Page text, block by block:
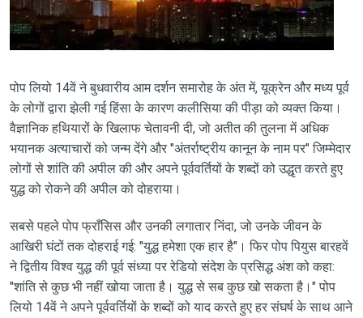
पोप लियो 14वें ने बुधवारीय आम दर्शन समारोह के अंत में, यूक्रेन और मध्य पूर्व
के लोगों द्वारा झेली गई हिंसा के कारण कलीसिया की पीड़ा को व्यक्त किया।
वैज्ञानिक हथियारों के खिलाफ चेतावनी दी, जो अतीत की तुलना में अधिक
भयानक अत्याचारों को जन्म देंगे और "अंतर्राष्ट्रीय कानून के नाम पर" जिम्मेदार
लोगों से शांति की अपील की और अपने पूर्ववर्तियों के शब्दों को उद्धृत करते हुए
युद्ध को रोकने की अपील को दोहराया।
सबसे पहले पोप फ्राँसिस और उनकी लगातार निंदा, जो उनके जीवन के
आखिरी घंटों तक दोहराई गई: "युद्ध हमेशा एक हार है"। फिर पोप पियुस बारहवें
ने द्वितीय विश्व युद्ध की पूर्व संध्या पर रेडियो संदेश के प्रसिद्ध अंश को कहा:
"शांति से कुछ भी नहीं खोया जाता है। युद्ध से सब कुछ खो सकता है।" पोप
लियो 14वें ने अपने पूर्ववर्तियों के शब्दों को याद करते हुए हर संघर्ष के साथ आने